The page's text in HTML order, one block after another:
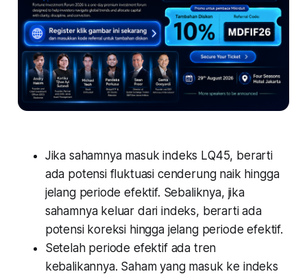
Jika sahamnya masuk indeks LQ45, berarti
ada potensi fluktuasi cenderung naik hingga
jelang periode efektif. Sebaliknya, jika
sahamnya keluar dari indeks, berarti ada
potensi koreksi hingga jelang periode efektif.
Setelah periode efektif ada tren
kebalikannya. Saham yang masuk ke indeks